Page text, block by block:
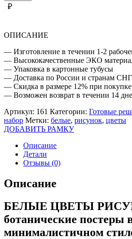
ЦВЕТЫ
РИСУНОК
₽
ОПИСАНИЕ
— Изготовление в течении 1-2
— Высококачественные ЭКО
— Упаковка в картонные тубусы
— Доставка по России и странам СНГ
— Скидка в размере 12% при покупке
— Возможен возврат в течении 14
Артикул: 161 Категории: Готовые
набор Метки: белые, рисунок, цветы
ДОБАВИТЬ РАМКУ
Описание
Детали
Отзывы (0)
Описание
БЕЛЫЕ ЦВЕТЫ
ботанические постеры
минималистичном